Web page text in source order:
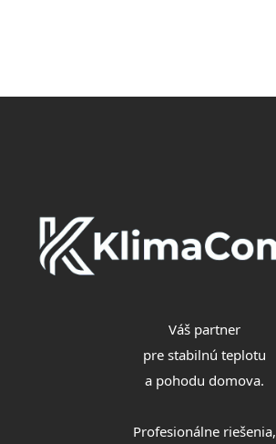
Váš partner
pre stabilnú teplotu
a pohodu domova.
Profesionálne riešenia,